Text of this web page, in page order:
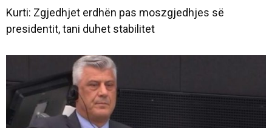
Kurti: Zgjedhjet erdhën pas moszgjedhjes së
presidentit, tani duhet stabilitet